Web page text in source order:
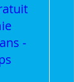
-